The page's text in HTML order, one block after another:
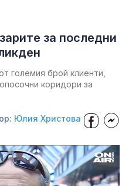
за последни
големия брой клиенти,
коридори за
Юлия Христова